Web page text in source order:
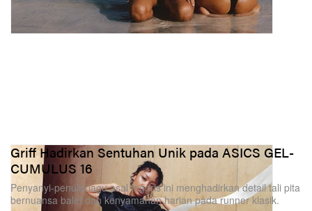
Griff Hadirkan Sentuhan Unik pada ASICS GEL-
CUMULUS 16
Penyanyi-penulis lagu asal Inggris ini menghadirkan detail tali pita
bernuansa balet dan kenyamanan harian pada runner klasik.